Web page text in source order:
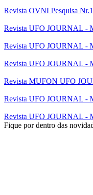
Revista OVNI Pesquisa
Revista UFO JOURNAL -
Revista UFO JOURNAL -
Revista UFO JOURNAL -
Revista MUFON UFO
Revista UFO JOURNAL -
Revista UFO JOURNAL -
Fique por dentro das